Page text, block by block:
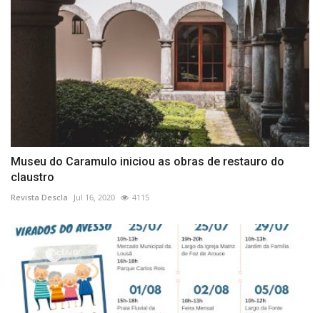
Museu do Caramulo iniciou as obras de restauro do
claustro
Revista Descla Jul 16, 2020 4115